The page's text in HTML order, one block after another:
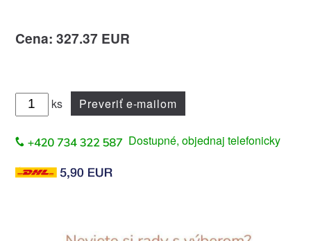
Cena: 327.37 EUR
ks Preveriť e-mailom
Dostupné, objednaj telefonicky